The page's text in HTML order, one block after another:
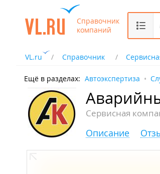
Справочник
компаний
VL.ru Справочник
Ещё в разделах: Автоэкспертиза
Сервисная
Описание